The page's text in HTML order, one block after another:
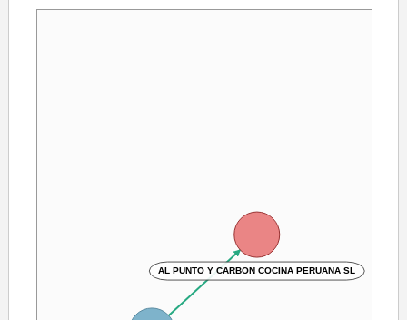
AL PUNTO Y CARBON COCINA PERUANA SL